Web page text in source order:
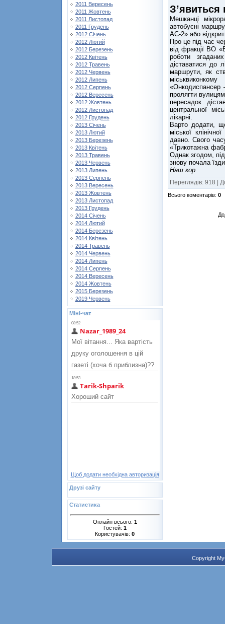
2011 Вересень
2011 Жовтень
2011 Листопад
2011 Грудень
2012 Січень
2012 Лютий
2012 Березень
2012 Квітень
2012 Травень
2012 Червень
2012 Липень
2012 Серпень
2012 Вересень
2012 Жовтень
2012 Листопад
2012 Грудень
2013 Січень
2013 Лютий
2013 Березень
2013 Квітень
2013 Травень
2013 Червень
2013 Липень
2013 Серпень
2013 Вересень
2013 Жовтень
2013 Листопад
2013 Грудень
2014 Січень
2014 Лютий
2014 Березень
2014 Квітень
2014 Травень
2014 Червень
2014 Липень
2014 Серпень
2014 Вересень
2014 Жовтень
2015 Березень
2019 Червень
Міні-чат
Щоб додати необхідна авторизація
Друзі сайту
Статистика
Онлайн всього: 1
Гостей: 1
Користувачів: 0
Мешканці
автобусні
АС-2» або
Про це під час
від фракції ВО
роботи
діставатися до
маршрути, як
«Онкодиспансер
пролягти
пересадок
центральної
лікарні.
Варто додати,
міської
давно. Свого
«Трикотажна
Однак згодом,
знову почала
Наш кор.
Переглядів: 918 |
Всього коментарів: 0
Copyright